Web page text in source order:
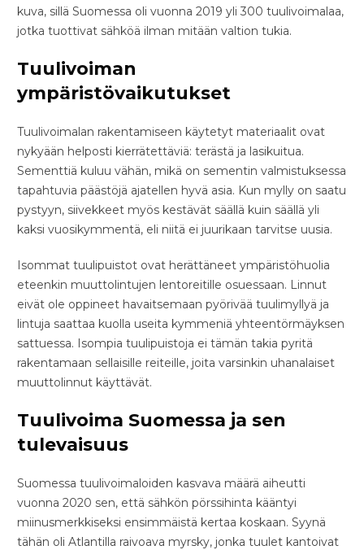
kuva, sillä Suomessa oli vuonna 2019 yli 300 tuulivoimalaa,
jotka tuottivat sähköä ilman mitään valtion tukia.
Tuulivoiman
ympäristövaikutukset
Tuulivoimalan rakentamiseen käytetyt materiaalit ovat
nykyään helposti kierrätettäviä: terästä ja lasikuitua.
Sementtiä kuluu vähän, mikä on sementin valmistuksessa
tapahtuvia päästöjä ajatellen hyvä asia. Kun mylly on saatu
pystyyn, siivekkeet myös kestävät säällä kuin säällä yli
kaksi vuosikymmentä, eli niitä ei juurikaan tarvitse uusia.
Isommat tuulipuistot ovat herättäneet ympäristöhuolia
eteenkin muuttolintujen lentoreitille osuessaan. Linnut
eivät ole oppineet havaitsemaan pyörivää tuulimyllyä ja
lintuja saattaa kuolla useita kymmeniä yhteentörmäyksen
sattuessa. Isompia tuulipuistoja ei tämän takia pyritä
rakentamaan sellaisille reiteille, joita varsinkin uhanalaiset
muuttolinnut käyttävät.
Tuulivoima Suomessa ja sen
tulevaisuus
Suomessa tuulivoimaloiden kasvava määrä aiheutti
vuonna 2020 sen, että sähkön pörssihinta kääntyi
miinusmerkkiseksi ensimmäistä kertaa koskaan. Syynä
tähän oli Atlantilla raivoava myrsky, jonka tuulet kantoivat